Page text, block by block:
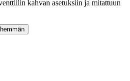
kahvan asetuksiin ja mitattuun